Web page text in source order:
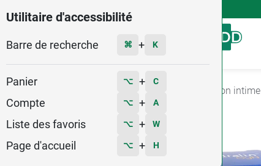
Utilitaire d'accessibilité
Barre de recherche ⌘ + K
Panier ⌥ + C
Compte ⌥ + A
Liste des favoris ⌥ + W
Page d'accueil ⌥ + H
Menu
Irritation intime
23